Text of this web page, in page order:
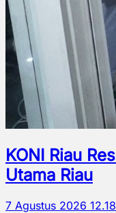
KONI Riau
Utama Riau
7 Agustus 2026 12.18